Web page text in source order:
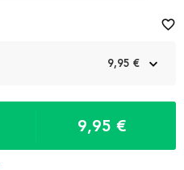
9,95 €
9,95 €
favorite_border